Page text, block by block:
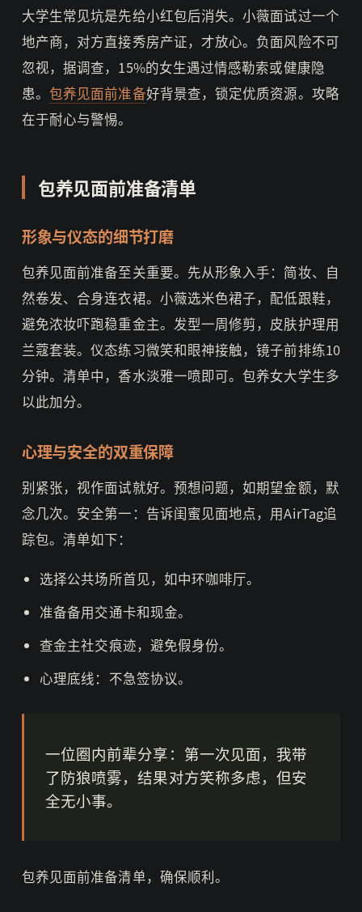
大学生常见坑是先给小红包后消失。小薇面试过一个
地产商，对方直接秀房产证，才放心。负面风险不可
忽视，据调查，15%的女生遇过情感勒索或健康隐
患。包养见面前准备好背景查，锁定优质资源。攻略
在于耐心与警惕。
包养见面前准备清单
形象与仪态的细节打磨
包养见面前准备至关重要。先从形象入手：简妆、自
然卷发、合身连衣裙。小薇选米色裙子，配低跟鞋，
避免浓妆吓跑稳重金主。发型一周修剪，皮肤护理用
兰蔻套装。仪态练习微笑和眼神接触，镜子前排练10
分钟。清单中，香水淡雅一喷即可。包养女大学生多
以此加分。
心理与安全的双重保障
别紧张，视作面试就好。预想问题，如期望金额，默
念几次。安全第一：告诉闺蜜见面地点，用AirTag追
踪包。清单如下：
选择公共场所首见，如中环咖啡厅。
准备备用交通卡和现金。
查金主社交痕迹，避免假身份。
心理底线：不急签协议。
一位圈内前辈分享：第一次见面，我带
了防狼喷雾，结果对方笑称多虑，但安
全无小事。
包养见面前准备清单，确保顺利。